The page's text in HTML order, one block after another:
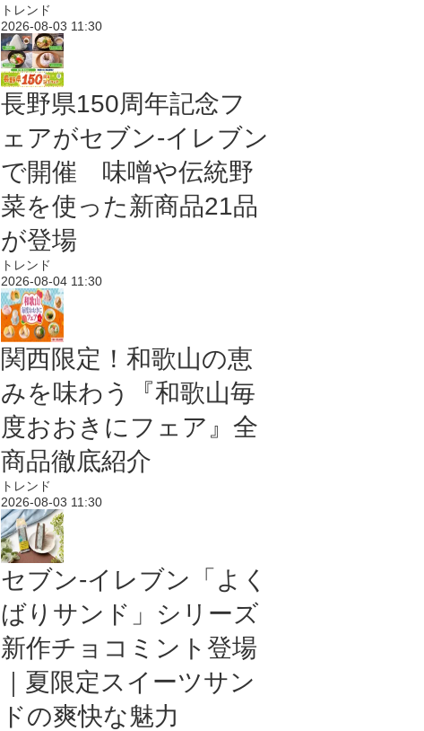
トレンド
2026-08-03 11:30
長野県150周年記念フ
ェアがセブン-イレブン
で開催 味噌や伝統野
菜を使った新商品21品
が登場
トレンド
2026-08-04 11:30
関西限定！和歌山の恵
みを味わう『和歌山毎
度おおきにフェア』全
商品徹底紹介
トレンド
2026-08-03 11:30
セブン‐イレブン「よく
ばりサンド」シリーズ
新作チョコミント登場
｜夏限定スイーツサン
ドの爽快な魅力